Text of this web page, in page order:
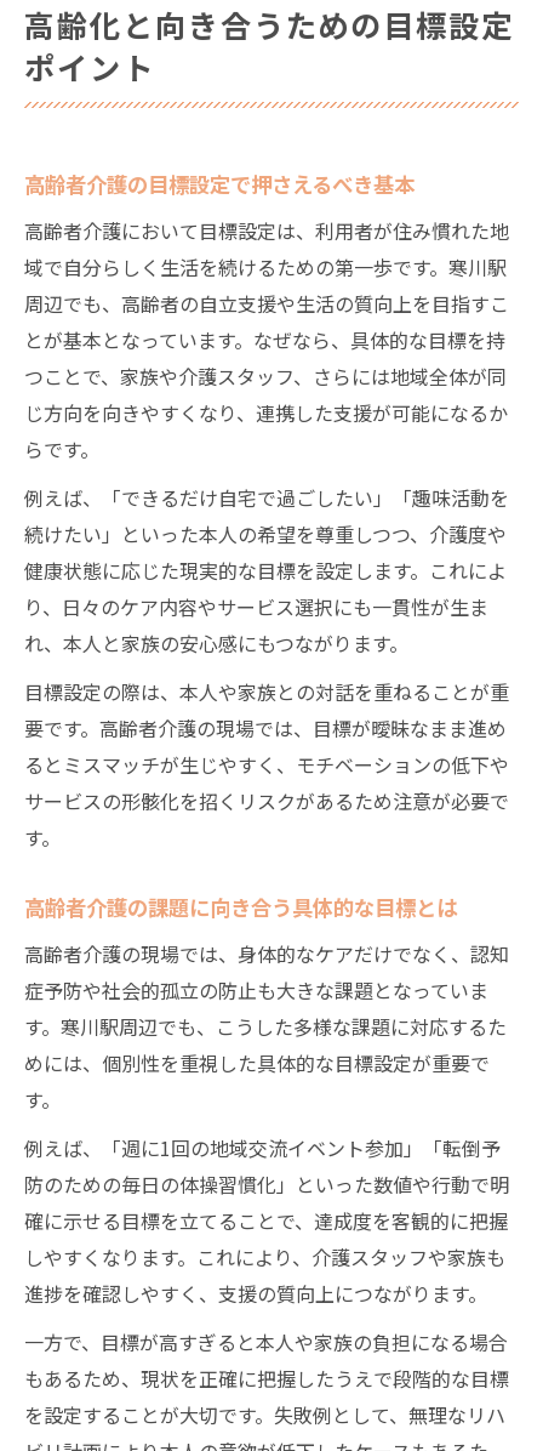
高齢化と向き合うための目標設定
ポイント
高齢者介護の目標設定で押さえるべき基本
高齢者介護において目標設定は、利用者が住み慣れた地
域で自分らしく生活を続けるための第一歩です。寒川駅
周辺でも、高齢者の自立支援や生活の質向上を目指すこ
とが基本となっています。なぜなら、具体的な目標を持
つことで、家族や介護スタッフ、さらには地域全体が同
じ方向を向きやすくなり、連携した支援が可能になるか
らです。
例えば、「できるだけ自宅で過ごしたい」「趣味活動を
続けたい」といった本人の希望を尊重しつつ、介護度や
健康状態に応じた現実的な目標を設定します。これによ
り、日々のケア内容やサービス選択にも一貫性が生ま
れ、本人と家族の安心感にもつながります。
目標設定の際は、本人や家族との対話を重ねることが重
要です。高齢者介護の現場では、目標が曖昧なまま進め
るとミスマッチが生じやすく、モチベーションの低下や
サービスの形骸化を招くリスクがあるため注意が必要で
す。
高齢者介護の課題に向き合う具体的な目標とは
高齢者介護の現場では、身体的なケアだけでなく、認知
症予防や社会的孤立の防止も大きな課題となっていま
す。寒川駅周辺でも、こうした多様な課題に対応するた
めには、個別性を重視した具体的な目標設定が重要で
す。
例えば、「週に1回の地域交流イベント参加」「転倒予
防のための毎日の体操習慣化」といった数値や行動で明
確に示せる目標を立てることで、達成度を客観的に把握
しやすくなります。これにより、介護スタッフや家族も
進捗を確認しやすく、支援の質向上につながります。
一方で、目標が高すぎると本人や家族の負担になる場合
もあるため、現状を正確に把握したうえで段階的な目標
を設定することが大切です。失敗例として、無理なリハ